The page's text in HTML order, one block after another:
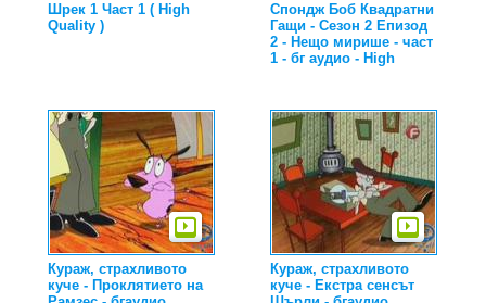
Шрек 1 Част 1 ( High
Quality )
Спондж Боб Квадратни
Гащи - Сезон 2 Епизод
2 - Нещо мирише - част
1 - бг аудио - High
Кураж, страхливото
куче - Проклятието на
Кураж, страхливото
куче - Екстра сенсът